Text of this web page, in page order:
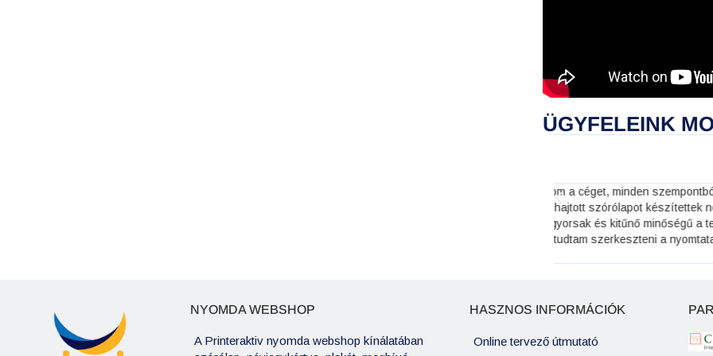
ÜGYFELEINK
Kedves, segítőkész
ajánlani tudom. Még
NYOMDA WEBSHOP
A Printeraktiv nyomda webshop kínálatában
HASZNOS INFORMÁCIÓK
Online tervező útmutató